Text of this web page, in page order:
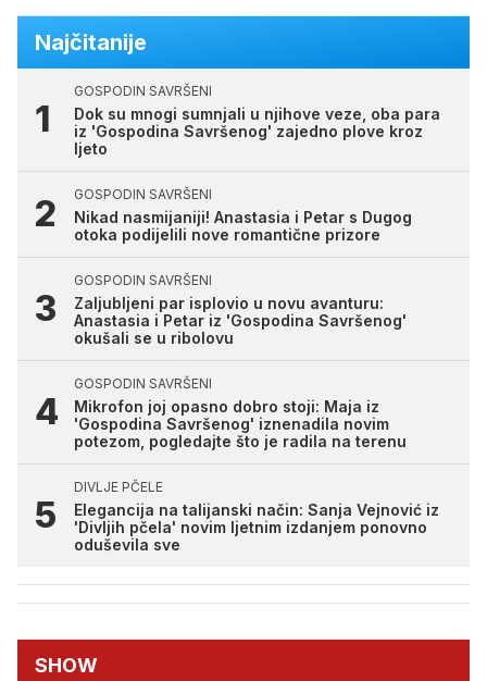
Najčitanije
GOSPODIN SAVRŠENI
Dok su mnogi sumnjali u njihove veze, oba para
iz 'Gospodina Savršenog' zajedno plove kroz
ljeto
GOSPODIN SAVRŠENI
Nikad nasmijaniji! Anastasia i Petar s Dugog
otoka podijelili nove romantične prizore
GOSPODIN SAVRŠENI
Zaljubljeni par isplovio u novu avanturu:
Anastasia i Petar iz 'Gospodina Savršenog'
okušali se u ribolovu
GOSPODIN SAVRŠENI
Mikrofon joj opasno dobro stoji: Maja iz
'Gospodina Savršenog' iznenadila novim
potezom, pogledajte što je radila na terenu
DIVLJE PČELE
Elegancija na talijanski način: Sanja Vejnović iz
'Divljih pčela' novim ljetnim izdanjem ponovno
oduševila sve
SHOW